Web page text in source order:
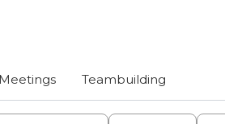
Meetings Teambuilding